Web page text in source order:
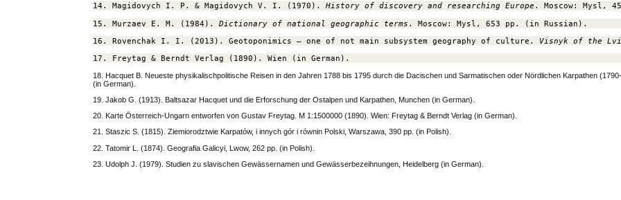
14. Magidovych I. P. & Magidovych V. I. (1970). History of discovery and researching Europe . Moscow: Mysl,
15. Murzaev E. M. (1984). Dictionary of national geographic terms . Moscow: Mysl, 653 pp. (in Russian).
16. Rovenchak I. I. (2013). Geotoponimics – one of not main subsystem geography of culture. Visnyk of the
17. Freytag & Berndt Verlag (1890). Wien (in German).
18. Hacquet B. Neueste physikalischpolitische Reisen in den Jahren 1788 bis 1795 durch die Dacischen und Sarmatischen oder Nördlichen Karpathen
(in German).
19. Jakob G. (1913). Baltsazar Hacquet und die Erforschung der Ostalpen und Karpathen, Munchen (in German).
20. Karte Österreich-Ungarn entworfen von Gustav Freytag. M 1:1500000 (1890). Wien: Freytag & Berndt Verlag (in German).
21. Staszic S. (1815). Ziemiorodztwie Karpatów, i innych gór i równin Polski, Warszawa, 390 pp. (in Polish).
22. Tatomir L. (1874). Geografia Galicyi, Lwow, 262 pp. (in Polish).
23. Udolph J. (1979). Studien zu slavischen Gewässernamen und Gewässerbezeihnungen, Heidelberg (in German).